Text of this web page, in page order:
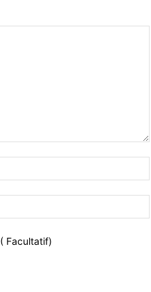
Facultatif)